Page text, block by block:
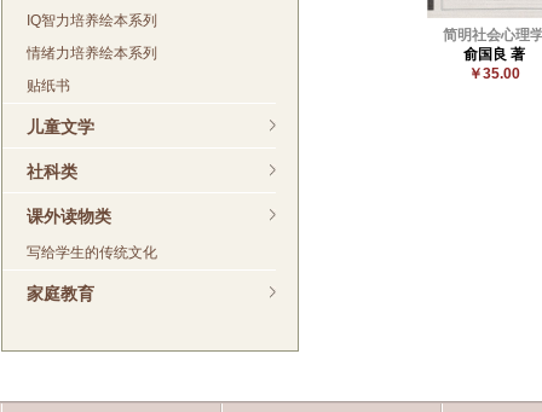
IQ智力培养绘本系列
情绪力培养绘本系列
贴纸书
儿童文学
社科类
课外读物类
写给学生的传统文化
家庭教育
简明社会心理
俞国良 著
￥35.00